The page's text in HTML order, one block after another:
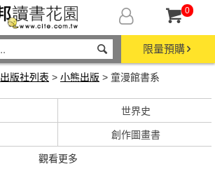
0
限量預購
出版社列表 > 小熊出版 > 童漫館書系
世界史
創作圖畫書
觀看更多